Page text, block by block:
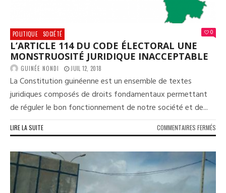
POLITIQUE SOCIÉTÉ 0
L’ARTICLE 114 DU CODE ÉLECTORAL UNE
MONSTRUOSITÉ JURIDIQUE INACCEPTABLE
GUINÉE NONDI JUIL 12, 2018
La Constitution guinéenne est un ensemble de textes
juridiques composés de droits fondamentaux permettant
de réguler le bon fonctionnement de notre société et de...
LIRE LA SUITE COMMENTAIRES FERMÉS